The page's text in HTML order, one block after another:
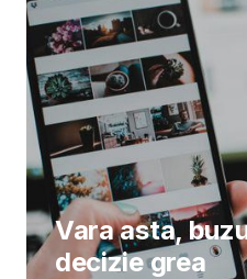
Vara asta,
decizie grea